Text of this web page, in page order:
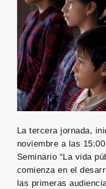
La tercera jornada,
noviembre a las
Seminario “La vida
comienza en el
las primeras